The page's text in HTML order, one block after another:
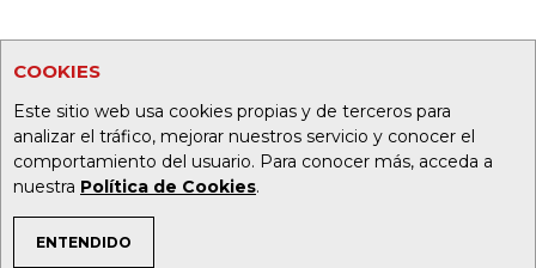
COOKIES
Este sitio web usa cookies propias y de terceros para
analizar el tráfico, mejorar nuestros servicio y conocer el
comportamiento del usuario. Para conocer más, acceda a
nuestra Política de Cookies.
ENTENDIDO
TEMAS DE INTERÉS